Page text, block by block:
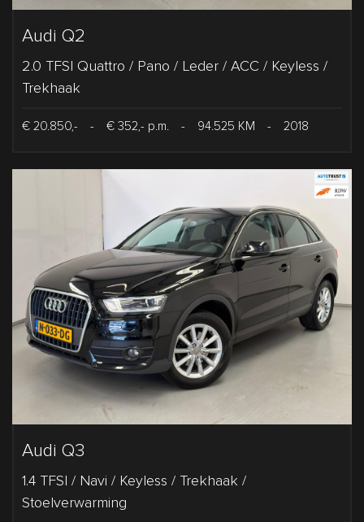
Audi Q2
2.0 TFSI Quattro / Pano / Leder / ACC / Keyless /
Trekhaak
€ 20.850,- - € 352,- p.m. - 94.525 KM - 2018
Audi Q3
1.4 TFSI / Navi / Keyless / Trekhaak /
Stoelverwarming